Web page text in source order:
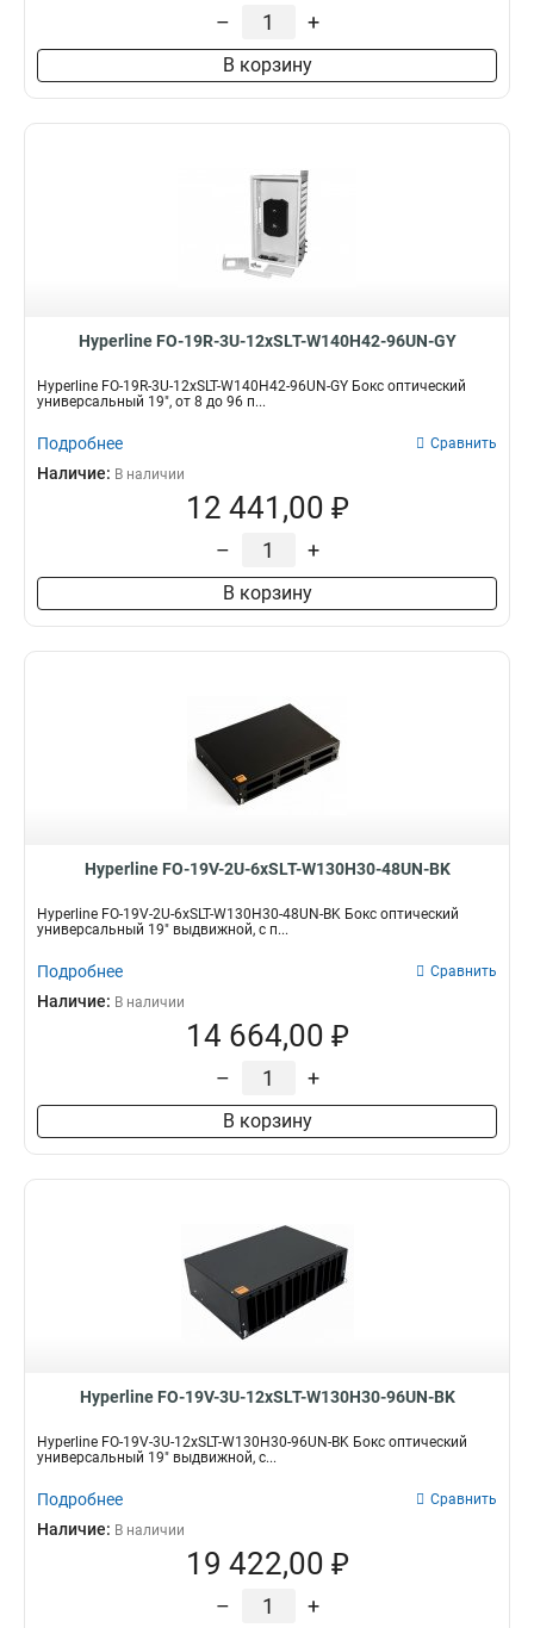
– +
В корзину
Hyperline FO-19R-3U-12xSLT-W140H42-96UN-GY
Hyperline FO-19R-3U-12xSLT-W140H42-96UN-GY Бокс оптический
универсальный 19", от 8 до 96 п...
Подробнее Сравнить
Наличие: В наличии
12 441,00 ₽
– +
В корзину
Hyperline FO-19V-2U-6xSLT-W130H30-48UN-BK
Hyperline FO-19V-2U-6xSLT-W130H30-48UN-BK Бокс оптический
универсальный 19" выдвижной, с п...
Подробнее Сравнить
Наличие: В наличии
14 664,00 ₽
– +
В корзину
Hyperline FO-19V-3U-12xSLT-W130H30-96UN-BK
Hyperline FO-19V-3U-12xSLT-W130H30-96UN-BK Бокс оптический
универсальный 19" выдвижной, с...
Подробнее Сравнить
Наличие: В наличии
19 422,00 ₽
– +